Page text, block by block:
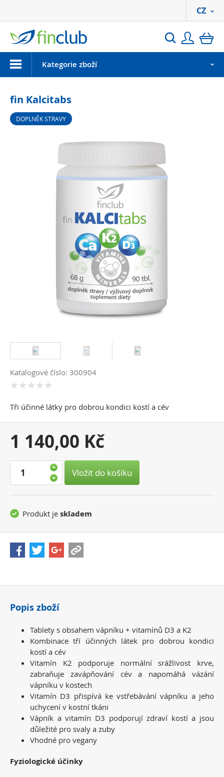
Hledat
CZ
MenuKategorie zboží
fin Kalcitabs
DOPLNĚK STRAVY
Katalogové číslo: 300904
Tři účinné látky pro dobrou kondici kostí a cév
Vaše
cena:
1 140,00 Kč
Vložit do košíku
Produkt je skladem
Popis zboží
Tablety s obsahem vápníku + vitamínů D3 a K2
Kombinace tří účinných látek pro dobrou kondici
kostí a cév
Vitamín K2 podporuje normální srážlivost krve,
zabraňuje zavápňování cév a napomáhá vázání
vápníku v kostech
Vitamín D3 přispívá ke vstřebávání vápníku a jeho
uchycení v kostní tkáni
Vápník a vitamín D3 podporují zdraví kostí a jsou
důležité pro svaly a zuby
Vhodné pro vegany
Fyziologické účinky